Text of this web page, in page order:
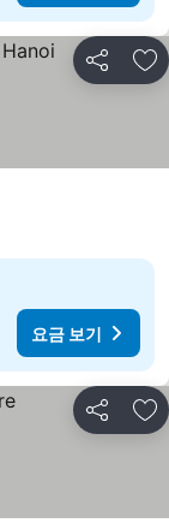
공유 즐
요금 보기
공유 즐